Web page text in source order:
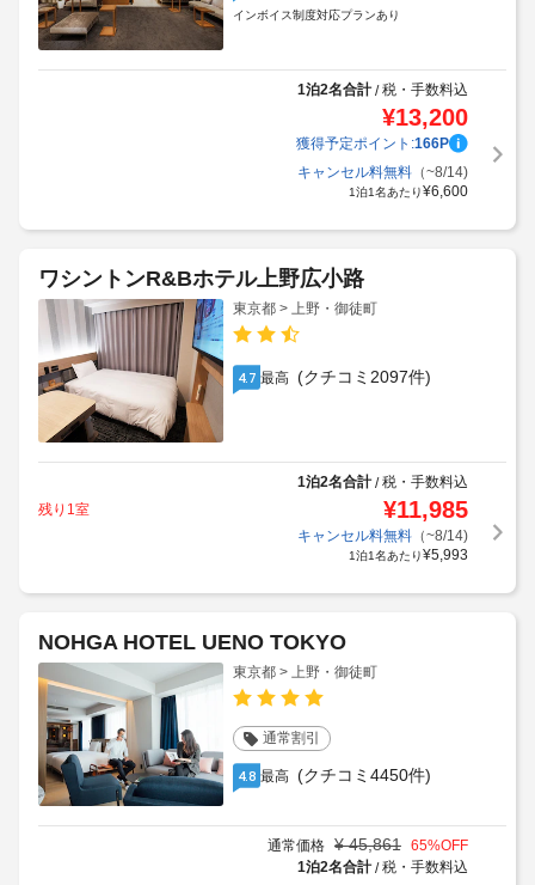
インボイス制度対応プランあり
1泊2名合計/税・手数料込
¥13,200
獲得予定ポイント:166P
キャンセル料無料（~8/14)
1泊1名あたり¥6,600
ワシントンR&Bホテル上野広小路
東京都 > 上野・御徒町
4.7 最高 (クチコミ2097件)
1泊2名合計/税・手数料込
残り1室
¥11,985
キャンセル料無料（~8/14)
1泊1名あたり¥5,993
NOHGA HOTEL UENO TOKYO
東京都 > 上野・御徒町
通常割引
4.8 最高 (クチコミ4450件)
通常価格 ¥ 45,861 65%OFF
1泊2名合計/税・手数料込